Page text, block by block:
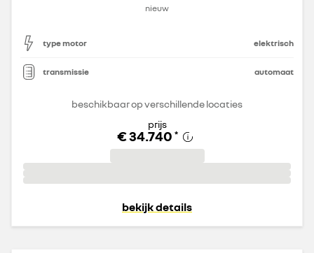
nieuw
type motor elektrisch
transmissie automaat
beschikbaar op verschillende locaties
prijs
€ 34.740 *
bekijk details